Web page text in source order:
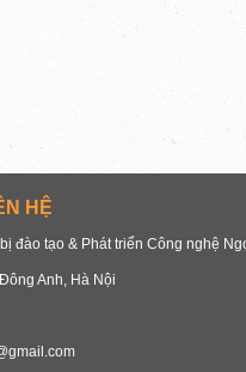
HỆ
đào tạo & Phát triển Công nghệ
Anh, Hà Nội